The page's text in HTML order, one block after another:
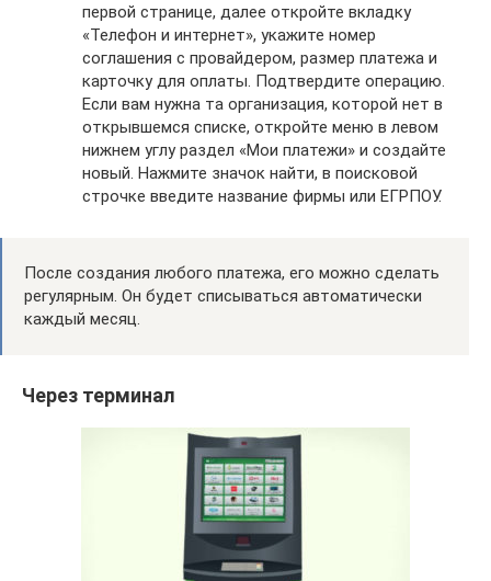
первой странице, далее откройте вкладку
«Телефон и интернет», укажите номер
соглашения с провайдером, размер платежа и
карточку для оплаты. Подтвердите операцию.
Если вам нужна та организация, которой нет в
открывшемся списке, откройте меню в левом
нижнем углу раздел «Мои платежи» и создайте
новый. Нажмите значок найти, в поисковой
строчке введите название фирмы или ЕГРПОУ.
После создания любого платежа, его можно сделать
регулярным. Он будет списываться автоматически
каждый месяц.
Через терминал